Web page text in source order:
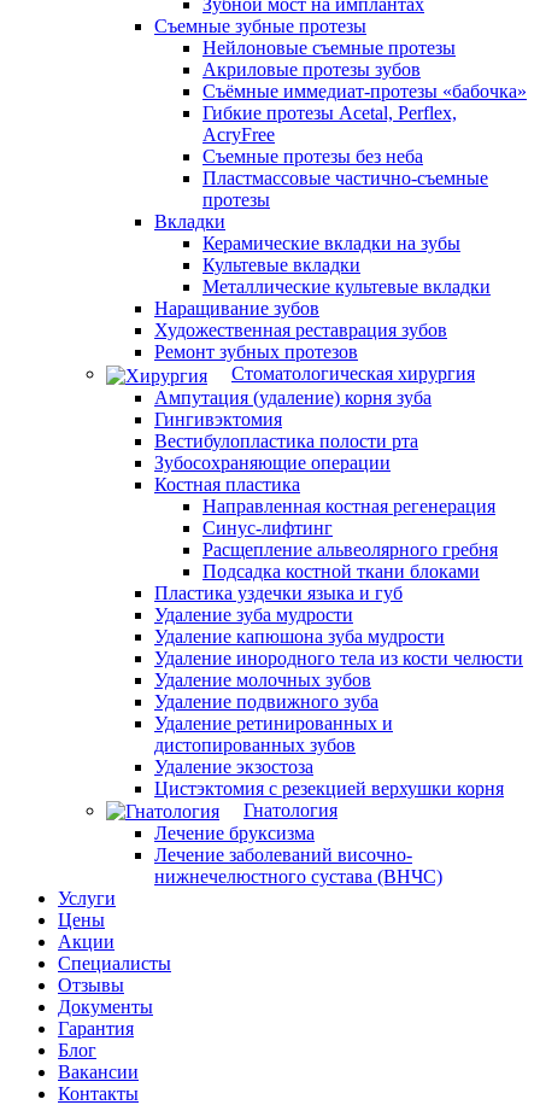
Зубной мост на имплантах
Съемные зубные протезы
Нейлоновые съемные протезы
Акриловые протезы зубов
Съёмные иммедиат‑протезы «бабочка»
Гибкие протезы Acetal, Perflex,
AcryFree
Съемные протезы без неба
Пластмассовые частично-съемные
протезы
Вкладки
Керамические вкладки на зубы
Культевые вкладки
Металлические культевые вкладки
Наращивание зубов
Художественная реставрация зубов
Ремонт зубных протезов
Стоматологическая хирургия
Ампутация (удаление) корня зуба
Гингивэктомия
Вестибулопластика полости рта
Зубосохраняющие операции
Костная пластика
Направленная костная регенерация
Синус-лифтинг
Расщепление альвеолярного гребня
Подсадка костной ткани блоками
Пластика уздечки языка и губ
Удаление зуба мудрости
Удаление капюшона зуба мудрости
Удаление инородного тела из кости челюсти
Удаление молочных зубов
Удаление подвижного зуба
Удаление ретинированных и
дистопированных зубов
Удаление экзостоза
Цистэктомия с резекцией верхушки корня
Гнатология
Лечение бруксизма
Лечение заболеваний височно-
нижнечелюстного сустава (ВНЧС)
Услуги
Цены
Акции
Специалисты
Отзывы
Документы
Гарантия
Блог
Вакансии
Контакты